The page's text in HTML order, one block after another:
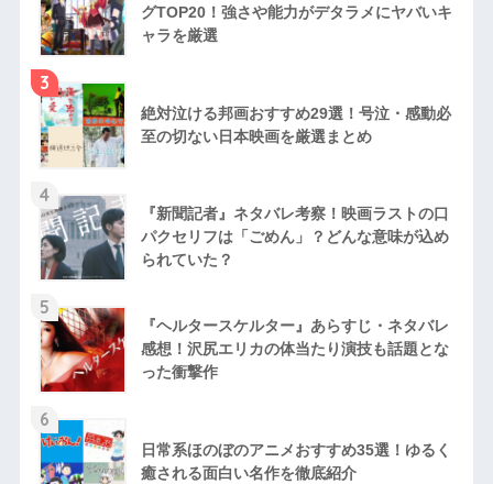
グTOP20！強さや能力がデタラメにヤバいキ
ャラを厳選
3
絶対泣ける邦画おすすめ29選！号泣・感動必
至の切ない日本映画を厳選まとめ
4
『新聞記者』ネタバレ考察！映画ラストの口
パクセリフは「ごめん」？どんな意味が込め
られていた？
5
『ヘルタースケルター』あらすじ・ネタバレ
感想！沢尻エリカの体当たり演技も話題とな
った衝撃作
6
日常系ほのぼのアニメおすすめ35選！ゆるく
癒される面白い名作を徹底紹介